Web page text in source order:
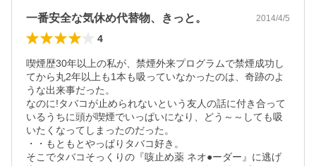
一番安全な気休め代替物、きっと。 2014/4/5
4
喫煙歴30年以上の私が、禁煙外来プログラムで禁煙成功し
てから丸2年以上も1本も吸っていなかったのは、奇跡のよ
うな出来事だった。
なのに!タバコが止められないという友人の話に付き合って
いるうちに頭が喫煙でいっぱいになり、どう～～しても吸
いたくなってしまったのだった。
・・もともとやっぱりタバコ好き。
そこでタバコそっくりの『咳止め薬 ネオ●ーダー』に逃げ